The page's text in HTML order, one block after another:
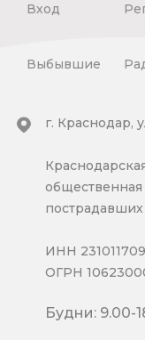
Вход
Выбывшие
г. Краснодар,
ИНН
ОГРН
Будни: 9.00-